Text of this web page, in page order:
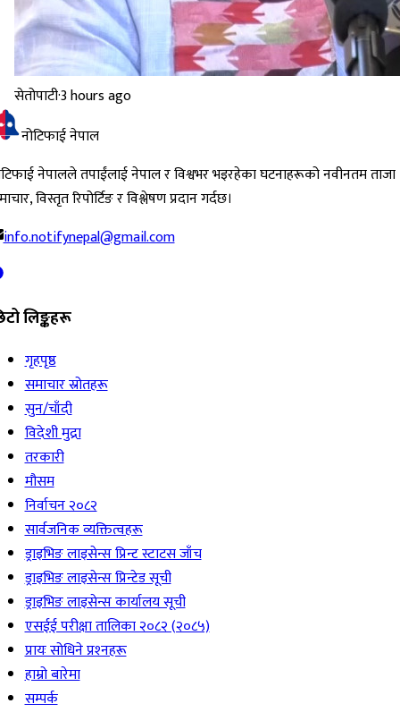
सेतोपाटी·3 hours ago
नोटिफाई नेपाल
नेपालले तपाईंलाई नेपाल र विश्वभर भइरहेका घटनाहरूको नवीनतम ताजा
विस्तृत रिपोर्टिङ र विश्लेषण प्रदान गर्दछ।
info.notifynepal@gmail.com
लिङ्कहरू
गृहपृष्ठ
समाचार स्रोतहरू
सुन/चाँदी
विदेशी मुद्रा
तरकारी
मौसम
निर्वाचन २०८२
सार्वजनिक व्यक्तित्वहरू
ड्राइभिङ लाइसेन्स प्रिन्ट स्टाटस जाँच
ड्राइभिङ लाइसेन्स प्रिन्टेड सूची
ड्राइभिङ लाइसेन्स कार्यालय सूची
एसईई परीक्षा तालिका २०८२ (२०८५)
प्रायः सोधिने प्रश्‍नहरू
हाम्रो बारेमा
सम्पर्क